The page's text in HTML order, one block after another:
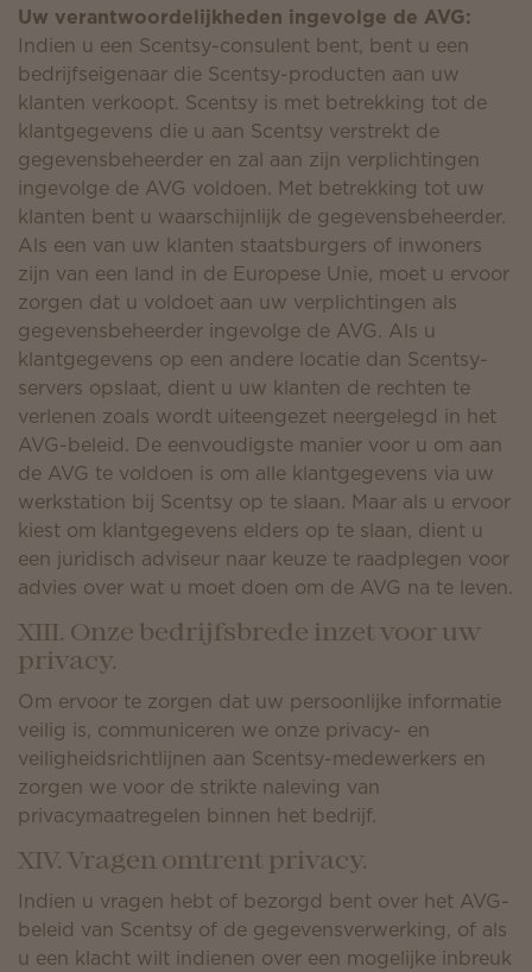
Uw verantwoordelijkheden ingevolge de AVG:
Indien u een Scentsy-consulent bent, bent u een
bedrijfseigenaar die Scentsy-producten aan uw
klanten verkoopt. Scentsy is met betrekking tot de
klantgegevens die u aan Scentsy verstrekt de
gegevensbeheerder en zal aan zijn verplichtingen
ingevolge de AVG voldoen. Met betrekking tot uw
klanten bent u waarschijnlijk de gegevensbeheerder.
Als een van uw klanten staatsburgers of inwoners
zijn van een land in de Europese Unie, moet u ervoor
zorgen dat u voldoet aan uw verplichtingen als
gegevensbeheerder ingevolge de AVG. Als u
klantgegevens op een andere locatie dan Scentsy-
servers opslaat, dient u uw klanten de rechten te
verlenen zoals wordt uiteengezet neergelegd in het
AVG-beleid. De eenvoudigste manier voor u om aan
de AVG te voldoen is om alle klantgegevens via uw
werkstation bij Scentsy op te slaan. Maar als u ervoor
kiest om klantgegevens elders op te slaan, dient u
een juridisch adviseur naar keuze te raadplegen voor
advies over wat u moet doen om de AVG na te leven.
XIII. Onze bedrijfsbrede inzet voor uw
privacy.
Om ervoor te zorgen dat uw persoonlijke informatie
veilig is, communiceren we onze privacy- en
veiligheidsrichtlijnen aan Scentsy-medewerkers en
zorgen we voor de strikte naleving van
privacymaatregelen binnen het bedrijf.
XIV. Vragen omtrent privacy.
Indien u vragen hebt of bezorgd bent over het AVG-
beleid van Scentsy of de gegevensverwerking, of als
u een klacht wilt indienen over een mogelijke inbreuk